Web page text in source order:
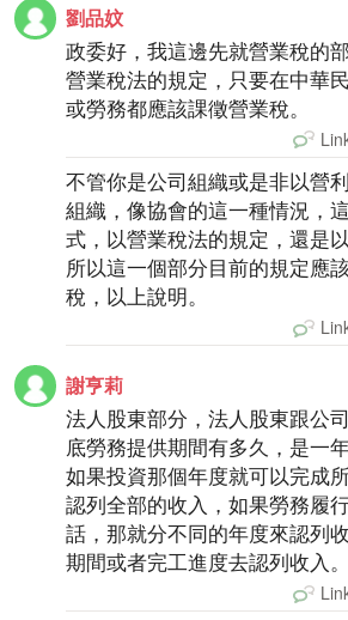
劉品妏
政委好，我這邊先就營業稅的
營業稅法的規定，只要在中華
或勞務都應該課徵營業稅。
不管你是公司組織或是非以營
組織，像協會的這一種情況，
式，以營業稅法的規定，還是
所以這一個部分目前的規定應
稅，以上說明。
謝亨莉
法人股東部分，法人股東跟公
底勞務提供期間有多久，是一
如果投資那個年度就可以完成
認列全部的收入，如果勞務履
話，那就分不同的年度來認列
期間或者完工進度去認列收入。